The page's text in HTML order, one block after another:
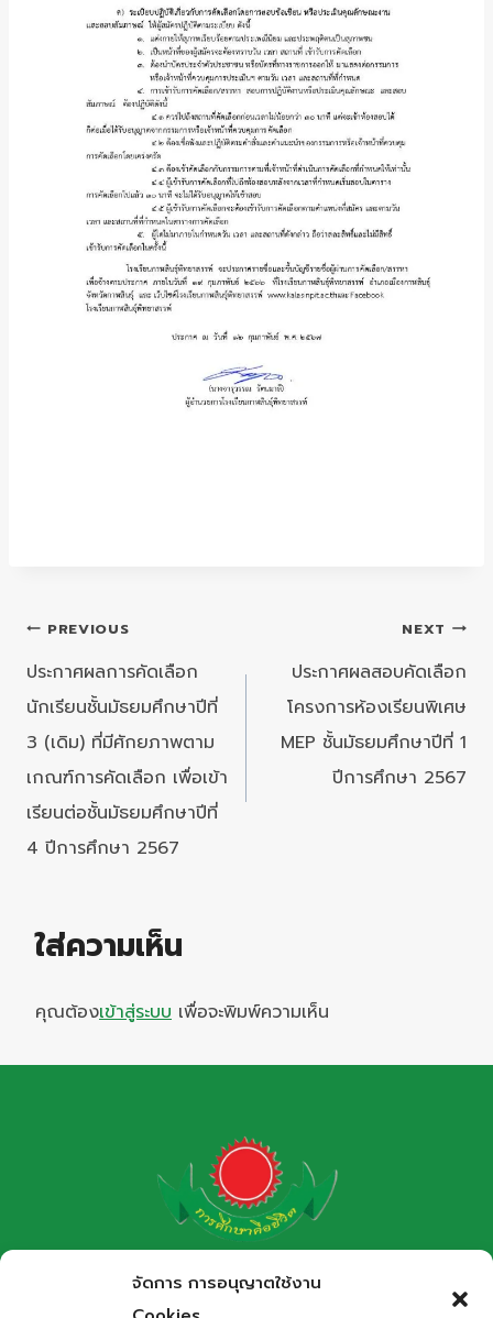
จัดการ การอนุญาตใช้งาน
แนะแนว
เรื่อง
PREVIOUS
ประกาศผลการคัดเลือก
นักเรียนชั้นมัธยมศึกษาปีที่
3 (เดิม) ที่มีศักยภาพตาม
เกณฑ์การคัดเลือก เพื่อเข้า
เรียนต่อชั้นมัธยมศึกษาปีที่
4 ปีการศึกษา 2567
NEXT
ประกาศผลสอบคัดเลือก
โครงการห้องเรียนพิเศษ
MEP ชั้นมัธยมศึกษาปีที่ 1
ปีการศึกษา 2567
ใส่ความเห็น
คุณต้องเข้าสู่ระบบ เพื่อจะพิมพ์ความเห็น
โรงเรียนกาฬสินธุ์พิทยาสรรพ์
สำนักงานเขตพื้นที่การศึกษามัธยมศึกษากาฬสินธุ์